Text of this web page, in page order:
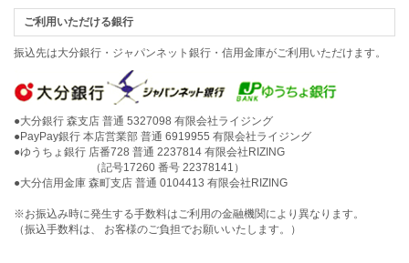
ご利用いただける銀行
振込先は大分銀行・ジャパンネット銀行・信用金庫がご利用いただけます。
●大分銀行 森支店 普通 5327098 有限会社ライジング
●PayPay銀行 本店営業部 普通 6919955 有限会社ライジング
●ゆうちょ銀行 店番728 普通 2237814 有限会社RIZING
（記号17260 番号 22378141）
●大分信用金庫 森町支店 普通 0104413 有限会社RIZING
※お振込み時に発生する手数料はご利用の金融機関により異なります。
（振込手数料は、 お客様のご負担でお願いいたします。）